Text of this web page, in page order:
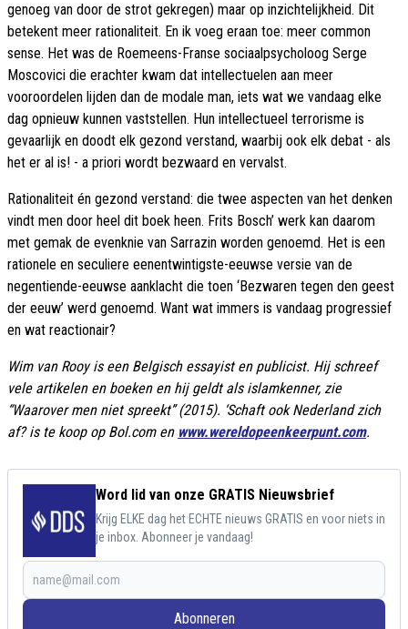
genoeg van door de strot gekregen) maar op inzichtelijkheid. Dit
betekent meer rationaliteit. En ik voeg eraan toe: meer common
sense. Het was de Roemeens-Franse sociaalpsycholoog Serge
Moscovici die erachter kwam dat intellectuelen aan meer
vooroordelen lijden dan de modale man, iets wat we vandaag elke
dag opnieuw kunnen vaststellen. Hun intellectueel terrorisme is
gevaarlijk en doodt elk gezond verstand, waarbij ook elk debat - als
het er al is! - a priori wordt bezwaard en vervalst.
Rationaliteit én gezond verstand: die twee aspecten van het denken
vindt men door heel dit boek heen. Frits Bosch’ werk kan daarom
met gemak de evenknie van Sarrazin worden genoemd. Het is een
rationele en seculiere eenentwintigste-eeuwse versie van de
negentiende-eeuwse aanklacht die toen ‘Bezwaren tegen den geest
der eeuw’ werd genoemd. Want wat immers is vandaag progressief
en wat reactionair?
Wim van Rooy is een Belgisch essayist en publicist. Hij schreef
vele artikelen en boeken en hij geldt als islamkenner, zie
“Waarover men niet spreekt” (2015). ‘Schaft ook Nederland zich
af? is te koop op Bol.com en www.wereldopeenkeerpunt.com.
Word lid van onze GRATIS Nieuwsbrief
Krijg ELKE dag het ECHTE nieuws GRATIS en voor niets in
je inbox. Abonneer je vandaag!
Abonneren